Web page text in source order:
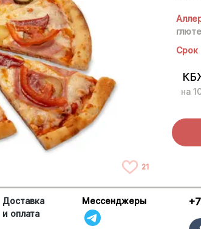
21
Срок
на
Доставка
и оплата
Мессенджеры